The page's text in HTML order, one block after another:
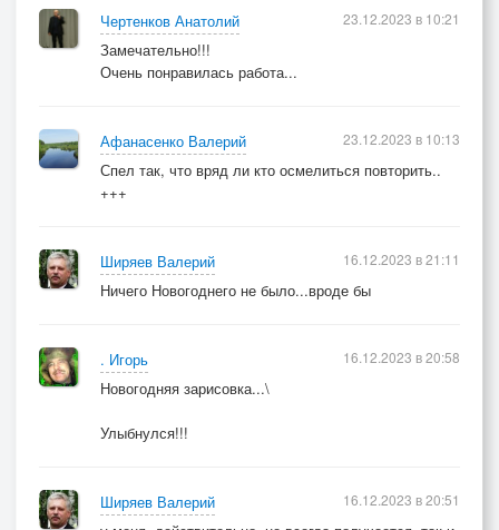
Чертенков Анатолий
Замечательно!!!
Очень понравилась работа...
23.12.2023 в 10:21
Афанасенко Валерий
Спел так, что вряд ли кто осмелиться повторить..
+++
23.12.2023 в 10:13
Ширяев Валерий
Ничего Новогоднего не было...вроде бы
16.12.2023 в 21:11
. Игорь
Новогодняя зарисовка...\
Улыбнулся!!!
16.12.2023 в 20:58
Ширяев Валерий
16.12.2023 в 20:51